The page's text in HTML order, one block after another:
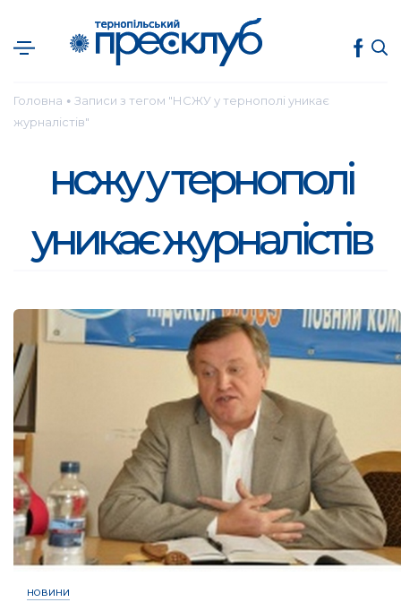
Головна ● Записи з тегом "НСЖУ у тернополі уникає
журналістів"
нсжу у тернополі
уникає журналістів
НОВИНИ